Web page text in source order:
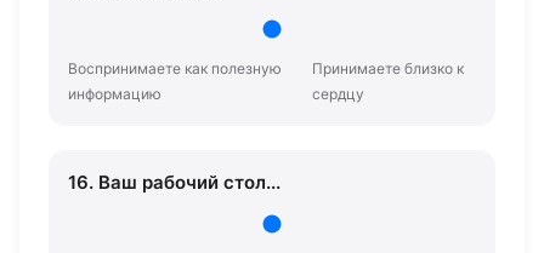
Воспринимаете как полезную
информацию
Принимаете близко к
сердцу
16. Ваш рабочий стол...